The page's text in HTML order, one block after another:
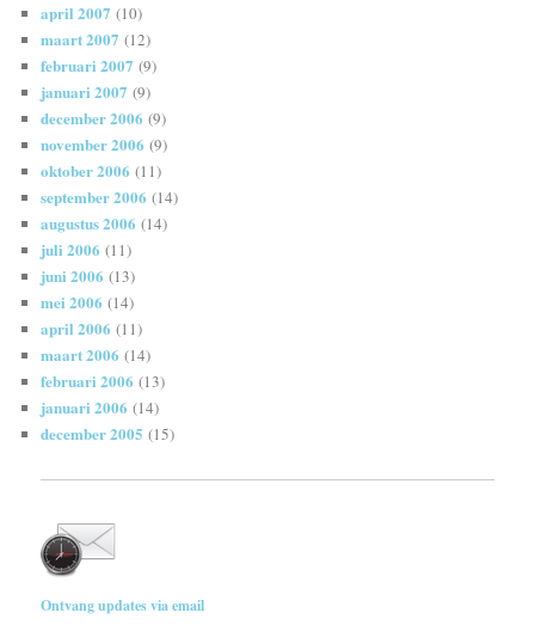
april 2007 (10)
maart 2007 (12)
februari 2007 (9)
januari 2007 (9)
december 2006 (9)
november 2006 (9)
oktober 2006 (11)
september 2006 (14)
augustus 2006 (14)
juli 2006 (11)
juni 2006 (13)
mei 2006 (14)
april 2006 (11)
maart 2006 (14)
februari 2006 (13)
januari 2006 (14)
december 2005 (15)
Ontvang updates via email